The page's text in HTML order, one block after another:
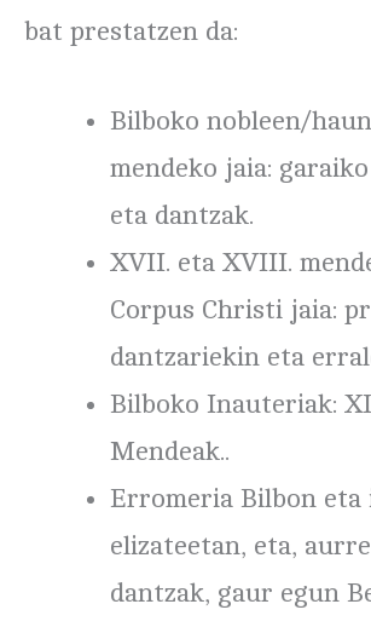
bat prestatzen da:
Bilboko nobleen/
mendeko jaia:
eta dantzak.
XVII. eta XVIII.
Corpus Christi jaia:
dantzariekin eta
Bilboko Inauteriak:
Mendeak..
Erromeria Bilbon eta
elizateetan, eta,
dantzak, gaur egun